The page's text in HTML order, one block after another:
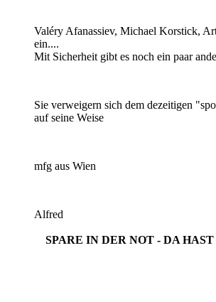
Valéry Afanassiev, Michael Korstick,
ein....
Mit Sicherheit gibt es noch ein paar
Sie verweigern sich dem dezeitigen
auf seine Weise
mfg aus Wien
Alfred
SPARE IN DER NOT - DA